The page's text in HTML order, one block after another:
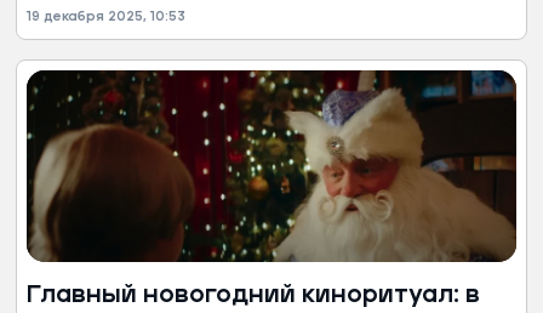
ностальгическое путешествие в эпоху умных и
обаятельных голливудских ромкомов.
19 декабря 2025, 10:53
Главный новогодний киноритуал: в